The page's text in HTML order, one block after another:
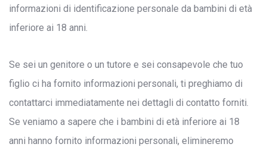
informazioni di identificazione personale da bambini di età
inferiore ai 18 anni.
Se sei un genitore o un tutore e sei consapevole che tuo
figlio ci ha fornito informazioni personali, ti preghiamo di
contattarci immediatamente nei dettagli di contatto forniti.
Se veniamo a sapere che i bambini di età inferiore ai 18
anni hanno fornito informazioni personali, elimineremo